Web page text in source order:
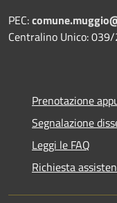
PEC:
Centralino Unico:
Prenotazione
Segnalazione
Leggi le FAQ
Richiesta